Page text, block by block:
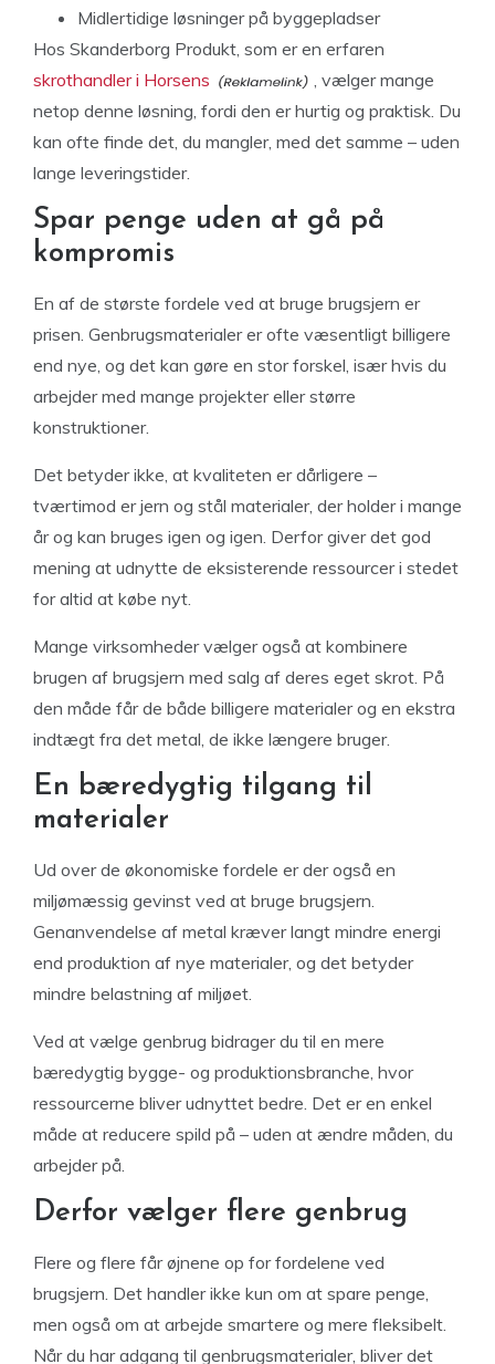
Midlertidige løsninger på byggepladser
Hos Skanderborg Produkt, som er en erfaren
skrothandler i Horsens
, vælger mange
netop denne løsning, fordi den er hurtig og praktisk. Du
kan ofte finde det, du mangler, med det samme – uden
lange leveringstider.
Spar penge uden at gå på
kompromis
En af de største fordele ved at bruge brugsjern er
prisen. Genbrugsmaterialer er ofte væsentligt billigere
end nye, og det kan gøre en stor forskel, især hvis du
arbejder med mange projekter eller større
konstruktioner.
Det betyder ikke, at kvaliteten er dårligere –
tværtimod er jern og stål materialer, der holder i mange
år og kan bruges igen og igen. Derfor giver det god
mening at udnytte de eksisterende ressourcer i stedet
for altid at købe nyt.
Mange virksomheder vælger også at kombinere
brugen af brugsjern med salg af deres eget skrot. På
den måde får de både billigere materialer og en ekstra
indtægt fra det metal, de ikke længere bruger.
En bæredygtig tilgang til
materialer
Ud over de økonomiske fordele er der også en
miljømæssig gevinst ved at bruge brugsjern.
Genanvendelse af metal kræver langt mindre energi
end produktion af nye materialer, og det betyder
mindre belastning af miljøet.
Ved at vælge genbrug bidrager du til en mere
bæredygtig bygge- og produktionsbranche, hvor
ressourcerne bliver udnyttet bedre. Det er en enkel
måde at reducere spild på – uden at ændre måden, du
arbejder på.
Derfor vælger flere genbrug
Flere og flere får øjnene op for fordelene ved
brugsjern. Det handler ikke kun om at spare penge,
men også om at arbejde smartere og mere fleksibelt.
Når du har adgang til genbrugsmaterialer, bliver det